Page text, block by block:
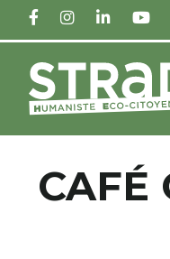
FACEBOOKINSTAGRAM
LINKEDIN
CAFÉ